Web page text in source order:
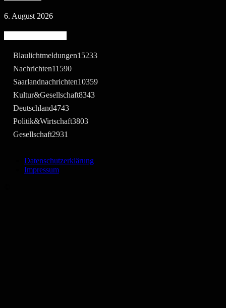
6. August 2026
Blaulichtmeldungen15233
Nachrichten11590
Saarlandnachrichten10359
Kultur&Gesellschaft8343
Deutschland4743
Politik&Wirtschaft3803
Gesellschaft2931
Datenschutzerklärung
Impressum